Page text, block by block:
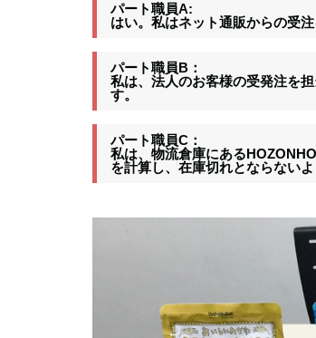
パート職員A:
はい。私はネット通販からの受
パート職員B：
私は、法人のお客様の受発注を
す。
パート職員C：
私は、物流倉庫にある
を計算し、在庫切れとならないよ